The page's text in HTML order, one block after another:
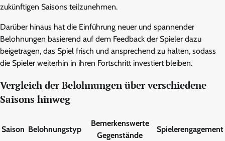
zukünftigen Saisons teilzunehmen.
Darüber hinaus hat die Einführung neuer und spannender
Belohnungen basierend auf dem Feedback der Spieler dazu
beigetragen, das Spiel frisch und ansprechend zu halten, sodass
die Spieler weiterhin in ihren Fortschritt investiert bleiben.
Vergleich der Belohnungen über verschiedene
Saisons hinweg
Saison Belohnungstyp
Bemerkenswerte
Gegenstände
Spielerengagement